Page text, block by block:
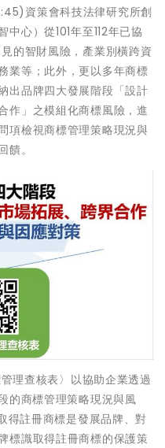
資策會科技法律研究所創
心）從101年至112年已協
的智財風險，產業別橫跨資
業等；此外，更以多年商標
出品牌四大發展階段「設計
作」之模組化商標風險，進
項檢視商標管理策略現況與
饋。
理查核表〉以協助企業透過
的商標管理策略現況與風
得註冊商標是發展品牌、對
標識取得註冊商標的保護策